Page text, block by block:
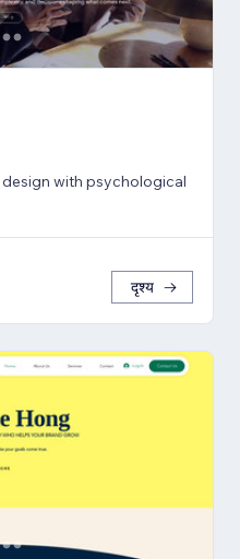
with psychological
दृश्य